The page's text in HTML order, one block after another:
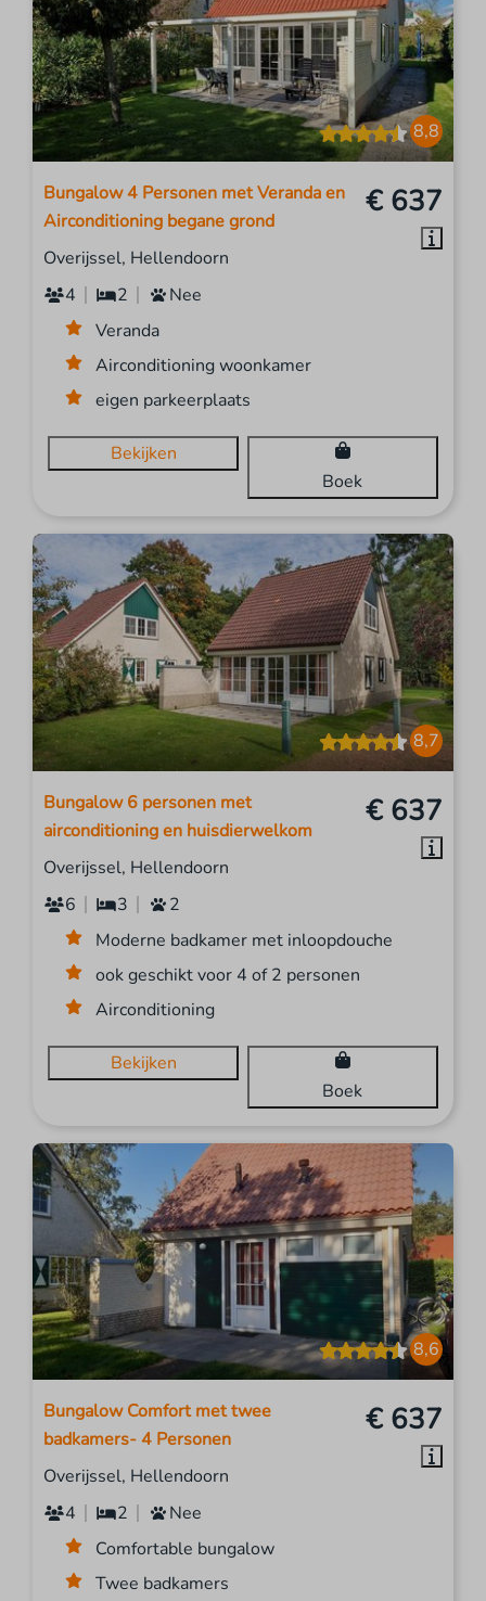
8,8
€ 637
Bungalow 4 Personen met Veranda en
Airconditioning begane grond
Overijssel, Hellendoorn
4
2
Nee
Veranda
Airconditioning woonkamer
eigen parkeerplaats
Bekijken
Boek
8,7
€ 637
Bungalow 6 personen met
airconditioning en huisdierwelkom
Overijssel, Hellendoorn
6
3
2
Moderne badkamer met inloopdouche
ook geschikt voor 4 of 2 personen
Airconditioning
Bekijken
Boek
8,6
€ 637
Bungalow Comfort met twee
badkamers- 4 Personen
Overijssel, Hellendoorn
4
2
Nee
Comfortable bungalow
Twee badkamers